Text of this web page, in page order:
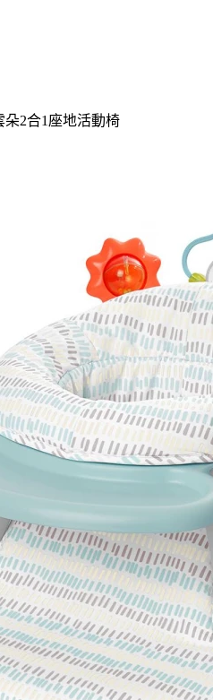
2合1座地活動椅